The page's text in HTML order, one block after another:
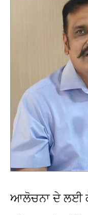
ਆਲੋਚਨਾ ਦੇ ਲਈ